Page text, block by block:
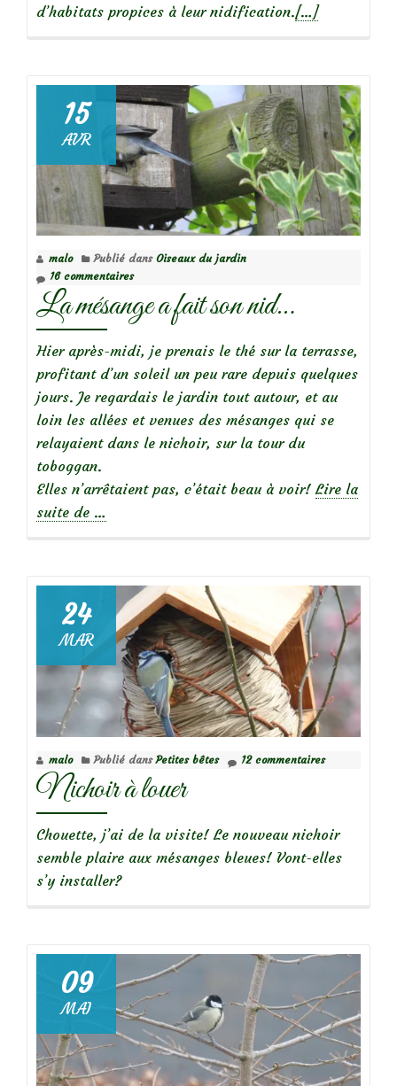
d’habitats propices à leur nidification.En
Fabriquer
des
abris
pour
les
abeilles
[…]
15
AVR
malo Publié dans Oiseaux du jardin
16 commentaires
La mésange a fait son nid…
Hier après-midi, je prenais le thé sur la terrasse,
profitant d’un soleil un peu rare depuis quelques
jours. Je regardais le jardin tout autour, et au
loin les allées et venues des mésanges qui se
relayaient dans le nichoir, sur la tour du
toboggan.
Elles n’arrêtaient pas, c’était beau à voir! Lire la
suite de à
fait
son
nid…
…
24
MAR
malo Publié dansPetites bêtes 12 commentaires
Nichoir à louer
Chouette, j’ai de la visite! Le nouveau nichoir
semble plaire aux mésanges bleues! Vont-elles
s’y installer?
09
MAI